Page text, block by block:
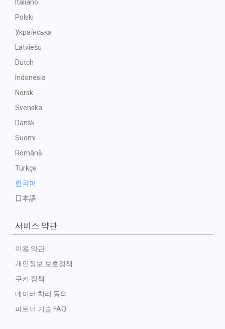
Italiano
Polski
Українська
Latviešu
Dutch
Indonesia
Norsk
Svenska
Dansk
Suomi
Română
Türkçe
한국어
日本語
서비스 약관
이용 약관
개인정보 보호정책
쿠키 정책
데이터 처리 동의
파트너 기술 FAQ